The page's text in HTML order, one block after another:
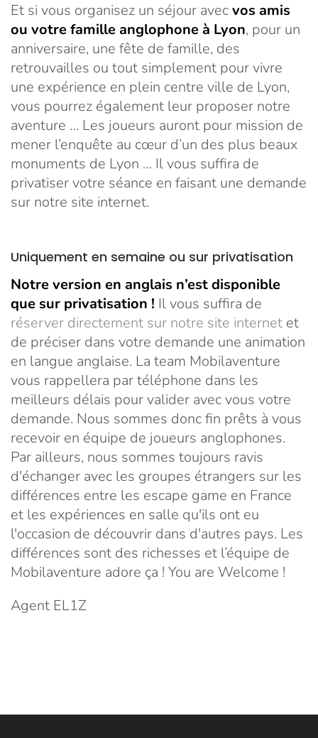
Et si vous organisez un séjour avecvos amis
ou votre famille anglophone à Lyon, pour un
anniversaire, une fête de famille, des
retrouvailles ou tout simplement pour vivre
une expérience en plein centre ville de Lyon,
vous pourrez également leur proposer notre
aventure … Les joueurs auront pour mission de
mener l’enquête au cœur d’un des plus beaux
monuments de Lyon … Il vous suffira de
privatiser votre séance en faisant une demande
sur notre site internet.
Uniquement en semaine ou sur privatisation
Notre version en anglais n’est disponible
que sur privatisation ! Il vous suffira de
réserver directement sur notre site internet et
de préciser dans votre demande une animation
en langue anglaise. La team Mobilaventure
vous rappellera par téléphone dans les
meilleurs délais pour valider avec vous votre
demande. Nous sommes donc fin prêts à vous
recevoir en équipe de joueurs anglophones.
Par ailleurs, nous sommes toujours ravis
d'échanger avec les groupes étrangers sur les
différences entre les escape game en France
et les expériences en salle qu'ils ont eu
l'occasion de découvrir dans d'autres pays. Les
différences sont des richesses et l’équipe de
Mobilaventure adore ça ! You are Welcome !
Agent EL1Z